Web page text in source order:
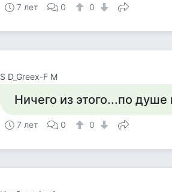
7 лет 0 0
S D_Greex-F M
Ничего из этого...по
7 лет 0 0